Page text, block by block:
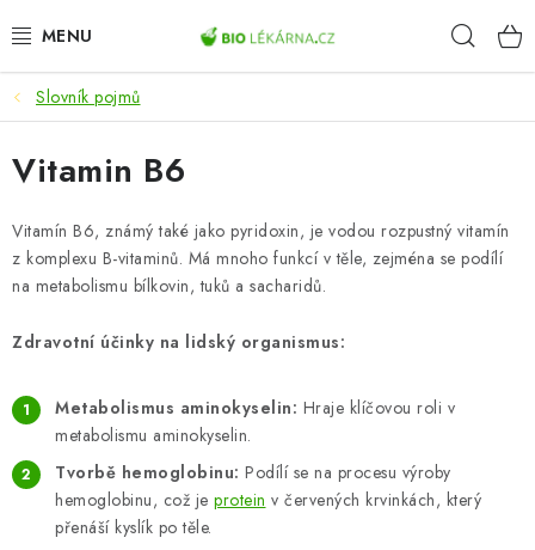
na
AKCE
DOPLŇKY STRAVY
PŘÍRODNÍ KOSMETIKA
SPORT
ZDRAVÉ POTRAVINY
PŘÍSTROJE
ZDRAVOTNÍ OKRUHY
ZNAČKY
Slovník pojmů
Vitamin B6
Vitamín B6, známý také jako pyridoxin, je vodou rozpustný vitamín
z komplexu B-vitaminů. Má mnoho funkcí v těle, zejména se podílí
na metabolismu bílkovin, tuků a sacharidů.
Zdravotní účinky na lidský organismus:
Metabolismus aminokyselin: Hraje klíčovou roli v
metabolismu aminokyselin.
Tvorbě hemoglobinu: Podílí se na procesu výroby
hemoglobinu, což je protein v červených krvinkách, který
přenáší kyslík po těle.